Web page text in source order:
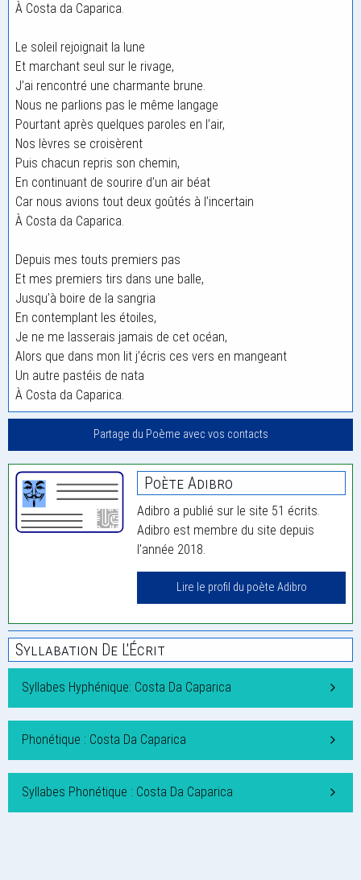
À Costa da Caparica.
Le soleil rejoignait la lune
Et marchant seul sur le rivage,
J’ai rencontré une charmante brune.
Nous ne parlions pas le même langage
Pourtant après quelques paroles en l’air,
Nos lèvres se croisèrent
Puis chacun repris son chemin,
En continuant de sourire d’un air béat
Car nous avions tout deux goûtés à l’incertain
À Costa da Caparica.
Depuis mes touts premiers pas
Et mes premiers tirs dans une balle,
Jusqu’à boire de la sangria
En contemplant les étoiles,
Je ne me lasserais jamais de cet océan,
Alors que dans mon lit j’écris ces vers en mangeant
Un autre pastéis de nata
À Costa da Caparica.
Partage du Poème avec vos contacts
Poète Adibro
Adibro a publié sur le site 51 écrits.
Adibro est membre du site depuis
l'année 2018.
Lire le profil du poète Adibro
Syllabation De L'Écrit
Syllabes Hyphénique: Costa Da Caparica
Phonétique : Costa Da Caparica
Syllabes Phonétique : Costa Da Caparica